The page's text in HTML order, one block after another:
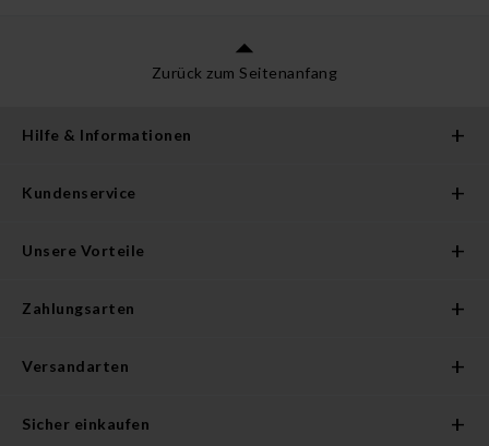
Zurück zum Seitenanfang
Hilfe & Informationen
Kundenservice
Unsere Vorteile
Zahlungsarten
Versandarten
Sicher einkaufen